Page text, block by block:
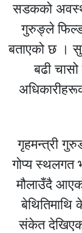
सडकको
गुरुङ्ले
बताएको छ ।
बढी
गृहमन्त्री
गोप्य स्थलगत
मौलाउँदै
बेथितिमाथि
संकेत